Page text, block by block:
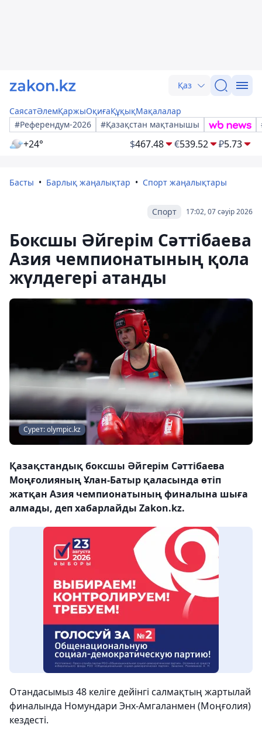
Қаз
СаясатӘлемҚаржыОқиғаҚұқықМақалалар
#Референдум-2026
#Қазақстан мақтанышы
+24° $467.48 €539.52 ₽5.73
Басты Барлық жаңалықтар Спорт жаңалықтары
17:02, 07 сәуір 2026
Спорт
Боксшы Әйгерім Сәттібаева
Азия чемпионатының қола
жүлдегері атанды
Сурет: olympic.kz
Қазақстандық боксшы Әйгерім Сәттібаева
Моңғолияның Ұлан-Батыр қаласында өтіп
жатқан Азия чемпионатының финалына шыға
алмады, деп хабарлайды Zakon.kz.
Отандасымыз 48 келіге дейінгі салмақтың жартылай
финалында Номундари Энх-Амгаланмен (Моңғолия)
кездесті.